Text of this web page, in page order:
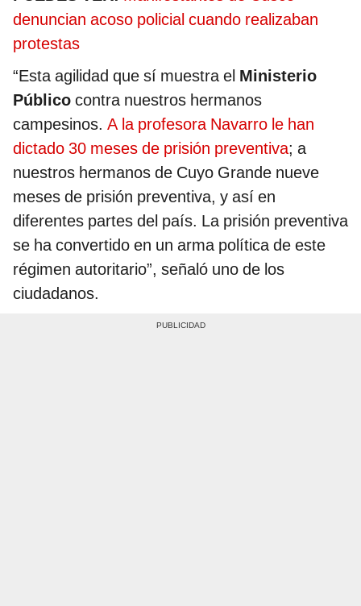
denuncian acoso policial cuando realizaban
protestas
“Esta agilidad que sí muestra el Ministerio
Público contra nuestros hermanos
campesinos. A la profesora Navarro le han
dictado 30 meses de prisión preventiva; a
nuestros hermanos de Cuyo Grande nueve
meses de prisión preventiva, y así en
diferentes partes del país. La prisión preventiva
se ha convertido en un arma política de este
régimen autoritario”, señaló uno de los
ciudadanos.